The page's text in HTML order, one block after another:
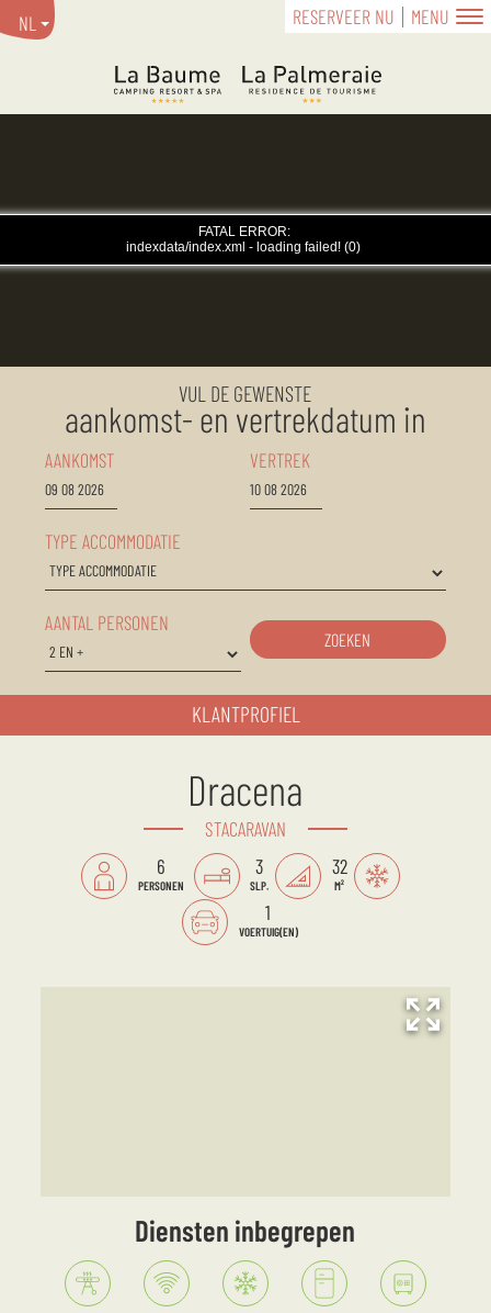
RESERVEER NU MENU
NL
VUL DE GEWENSTE
aankomst- en vertrekdatum in
AANKOMST VERTREK
TYPE ACCOMMODATIE
AANTAL PERSONEN
ZOEKEN
KLANTPROFIEL
Dracena
STACARAVAN
6
PERSONEN
3
SLP.
32
M²
1
VOERTUIG(EN)
Diensten inbegrepen